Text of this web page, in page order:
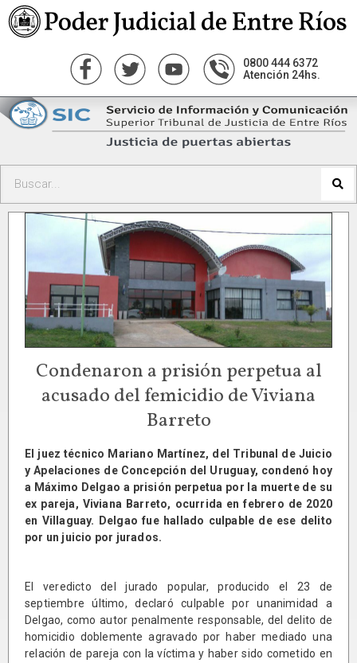
0800 444 6372
Atención 24hs.
Condenaron a prisión perpetua al
acusado del femicidio de Viviana
Barreto
El juez técnico Mariano Martínez, del Tribunal de Juicio
y Apelaciones de Concepción del Uruguay, condenó hoy
a Máximo Delgao a prisión perpetua por la muerte de su
ex pareja, Viviana Barreto, ocurrida en febrero de 2020
en Villaguay. Delgao fue hallado culpable de ese delito
por un juicio por jurados.
El veredicto del jurado popular, producido el 23 de
septiembre último, declaró culpable por unanimidad a
Delgao, como autor penalmente responsable, del delito de
homicidio doblemente agravado por haber mediado una
relación de pareja con la víctima y haber sido cometido en